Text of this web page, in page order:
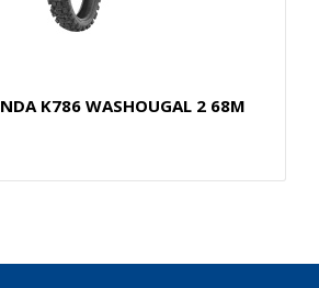
K786 WASHOUGAL 2 68M